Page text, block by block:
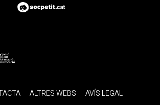
ALTRES WEBS AVÍS LEGAL